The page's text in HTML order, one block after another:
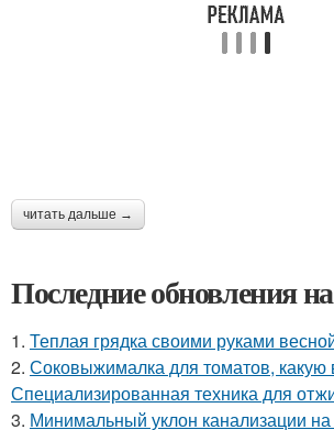
читать дальше →
Последние обновления
1. Теплая грядка своими руками
2. Соковыжималка для томатов, какую
Специализированная техника для
3. Минимальный уклон канализации